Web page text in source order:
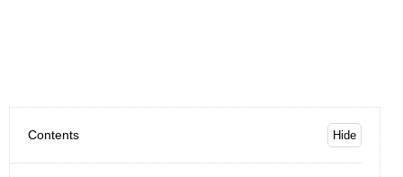
Contents